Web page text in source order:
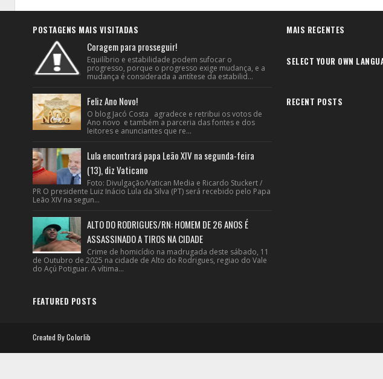
POSTAGENS MAIS VISITADAS
Coragem para prosseguir!
Equilíbrio e estabilidade podem sufocar o
progresso, porque o progresso exige mudança, e a
mudança é considerada a antítese da estabilid...
Feliz Ano Novo!
O blog Jacó Costa agradece e retribui os votos de
Ano novo e também a parceria das fontes e dos
leitores e anunciantes que re...
Lula encontrará papa Leão XIV na segunda-feira
(13), diz Vaticano
Foto: Divulgação/Vatican Media e Ricardo Stuckert /
PR O presidente Luiz Inácio Lula da Silva (PT) será recebido pelo Papa
Leão XIV na segun...
ALTO DO RODRIGUES/RN: HOMEM DE 26 ANOS É
ASSASSINADO A TIROS NA CIDADE
Crime de homicídio na madrugada deste sábado, 11
de Outubro de 2025 na cidade de Alto do Rodrigues, regiao do Vale
do Açú Potiguar. A vítima...
FEATURED POSTS
MAIS RECENTES
SELECT YOUR OWN
RECENT POSTS
Created ByColorlib